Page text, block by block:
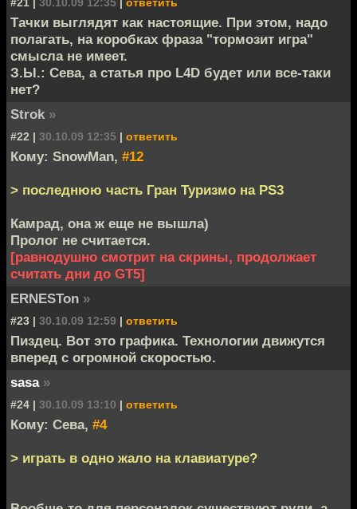
Тачки выглядят как настоящие. При этом, надо
полагать, на коробках фраза "тормозит игра"
смысла не имеет.
З.Ы.: Сева, а статья про L4D будет или все-таки
нет?
Strok »
#22 | 30.10.09 12:35 | ответить
Кому: SnowMan, #12
> последнюю часть Гран Туризмо на PS3
Камрад, она ж еще не вышла)
Пролог не считается.
[равнодушно смотрит на скрины, продолжает
считать дни до GT5]
ERNESTon »
#23 | 30.10.09 12:59 | ответить
Пиздец. Вот это графика. Технологии движутся
вперед с огромной скоростью.
sasa »
#24 | 30.10.09 13:10 | ответить
Кому: Сева, #4
> играть в одно жало на клавиатуре?